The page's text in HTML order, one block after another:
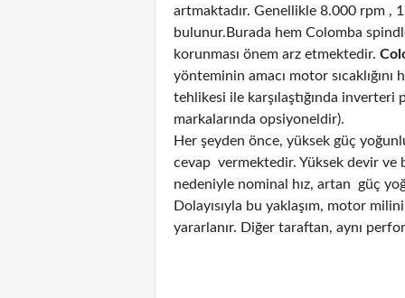
artmaktadır. Genellikle 8.000 rpm ,
bulunur.Burada hem Colomba
korunması önem arz etmektedir.
yönteminin amacı motor sıcaklığını
tehlikesi ile karşılaştığında
markalarında opsiyoneldir).
Her şeyden önce, yüksek güç
cevap vermektedir. Yüksek devir ve
nedeniyle nominal hız, artan güç
Dolayısıyla bu yaklaşım, motor
yararlanır. Diğer taraftan, aynı